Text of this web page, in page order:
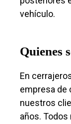
vehículo.
Quienes
En
empresa de
nuestros
años.